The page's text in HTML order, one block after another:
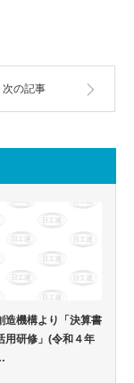
次の記事
造機構より「決算書
用研修」(令和４年